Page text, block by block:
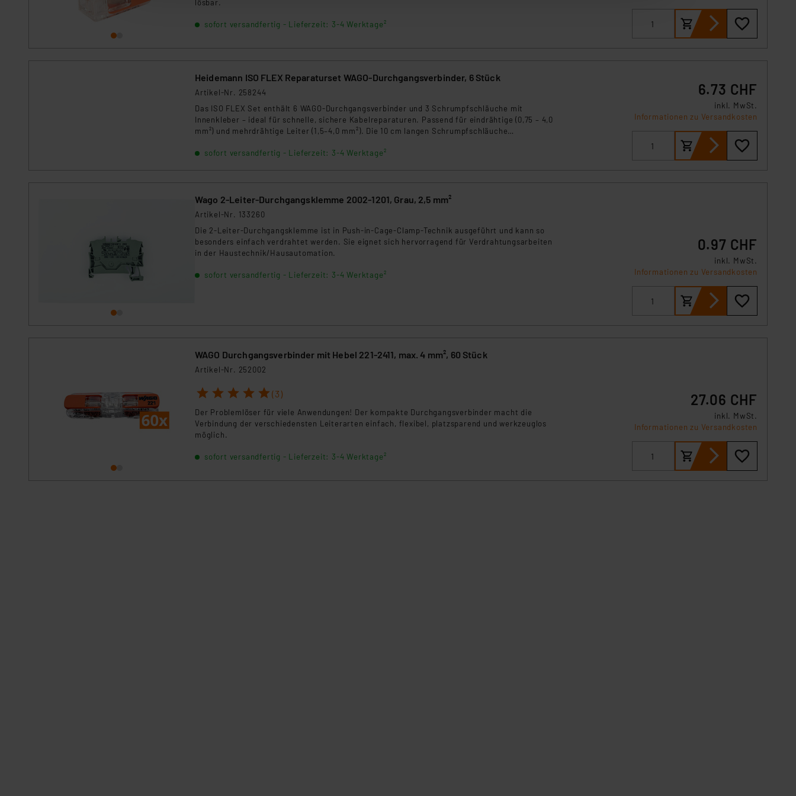
Nähere Infos zu diesen Drittanbietern und zu der jeweiligen Datenübermittlung erhalten Sie in der Datenschutzerklärung.
Für die USA besteht kein Angemessenheitsbeschluss der EU. Dies bedeutet, dass die USA als Land mit unzureichendem
Daten in Überwachungsprogrammen verarbeiten, ohne dass hiergegen Klagemöglichkeiten für Europäer bestehen.
Unsere Kooperation mit diesen Dienstleistern stützt sich auf die Standarddatenschutzklauseln der Europäischen
Daten, verbundenen Risiken.“
lösbar.
sofort versandfertig - Lieferzeit: 3-4 Werktage²
Heidemann ISO FLEX Reparaturset WAGO-Durchgangsverbinder, 6 Stück
Artikel-Nr. 258244
Das ISO FLEX Set enthält 6 WAGO-Durchgangsverbinder und 3 Schrumpfschläuche mit
Innenkleber – ideal für schnelle, sichere Kabelreparaturen. Passend für eindrähtige (0,75 – 4,0
mm²) und mehrdrähtige Leiter (1,5–4,0 mm²). Die 10 cm langen Schrumpfschläuche
3,0 mm). Perfekt für Haus, Garten, Werkstatt und Industrie.
sofort versandfertig - Lieferzeit: 3-4 Werktage²
6.73 CHF
inkl. MwSt.
Informationen zu Versandkosten
Wago 2-Leiter-Durchgangsklemme 2002-1201, Grau, 2,5 mm²
Artikel-Nr. 133260
Die 2-Leiter-Durchgangsklemme ist in Push-in-Cage-Clamp-Technik ausgeführt und kann so
besonders einfach verdrahtet werden. Sie eignet sich hervorragend für Verdrahtungsarbeiten
in der Haustechnik/Hausautomation.
sofort versandfertig - Lieferzeit: 3-4 Werktage²
0.97 CHF
inkl. MwSt.
Informationen zu Versandkosten
WAGO Durchgangsverbinder mit Hebel 221-2411, max. 4 mm², 60 Stück
Artikel-Nr. 252002
1 2 3 4 5 (3)
Der Problemlöser für viele Anwendungen! Der kompakte Durchgangsverbinder macht die
Verbindung der verschiedensten Leiterarten einfach, flexibel, platzsparend und werkzeuglos
möglich.
sofort versandfertig - Lieferzeit: 3-4 Werktage²
27.06 CHF
inkl. MwSt.
Informationen zu Versandkosten